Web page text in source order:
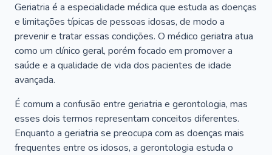
Geriatria é a especialidade médica que estuda as doenças
e limitações típicas de pessoas idosas, de modo a
prevenir e tratar essas condições. O médico geriatra atua
como um clínico geral, porém focado em promover a
saúde e a qualidade de vida dos pacientes de idade
avançada.
É comum a confusão entre geriatria e gerontologia, mas
esses dois termos representam conceitos diferentes.
Enquanto a geriatria se preocupa com as doenças mais
frequentes entre os idosos, a gerontologia estuda o